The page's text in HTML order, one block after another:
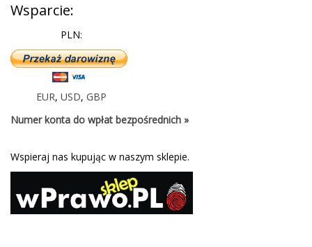
Wsparcie:
PLN:
EUR, USD, GBP
Numer konta do wpłat bezpośrednich »
Wspieraj nas kupując w naszym sklepie.